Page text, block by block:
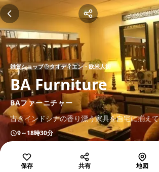
雑貨ショップ タオディエン・欧米人街
BA Furniture
BAファーニチャー
古きインドシナの香り漂う家具を自宅に揃え
9～18時30分
保存 共有 地図